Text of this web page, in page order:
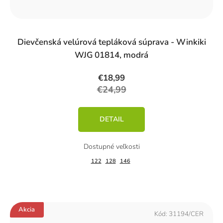
Dievčenská velúrová tepláková súprava - Winkiki
WJG 01814, modrá
€18,99
€24,99
DETAIL
122 128 146
Akcia Kód: 31194/CER